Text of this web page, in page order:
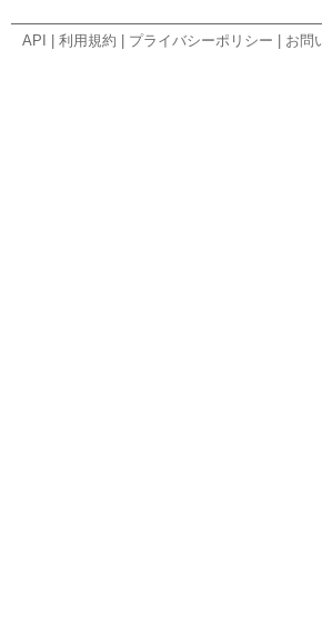
API 利用規約 プライバシーポリシー お問